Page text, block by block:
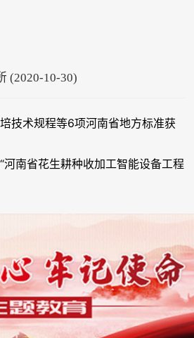
(2020-10-30)
技术规程等6项河南省地方标准获
河南省花生耕种收加工智能设备工程